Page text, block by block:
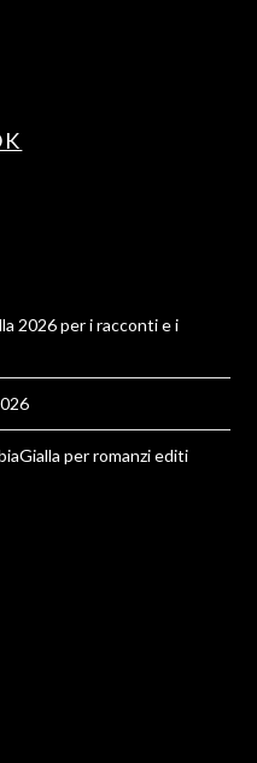
2026 per i racconti e i
per romanzi editi